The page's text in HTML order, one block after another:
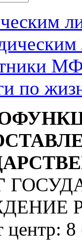
по
центр: